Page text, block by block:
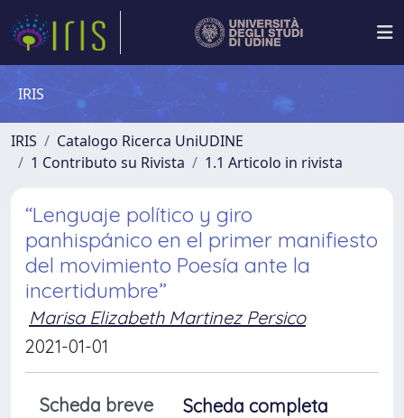
IRIS
IRIS
Catalogo Ricerca UniUDINE
1 Contributo su Rivista
1.1 Articolo in rivista
“Lenguaje político y giro
panhispánico en el primer manifiesto
del movimiento Poesía ante la
incertidumbre”
Marisa Elizabeth Martinez Persico
2021-01-01
Scheda breve
Scheda completa